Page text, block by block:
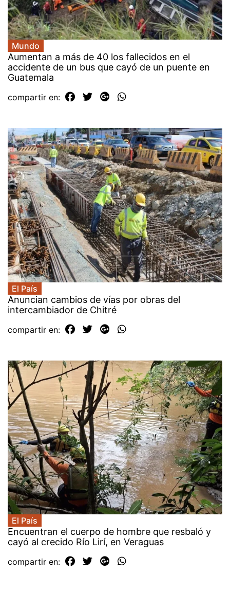
Mundo
Aumentan a más de 40 los fallecidos en el
accidente de un bus que cayó de un puente en
Guatemala
compartir en:
El País
Anuncian cambios de vías por obras del
intercambiador de Chitré
compartir en:
El País
Encuentran el cuerpo de hombre que resbaló y
cayó al crecido Río Lirí, en Veraguas
compartir en: